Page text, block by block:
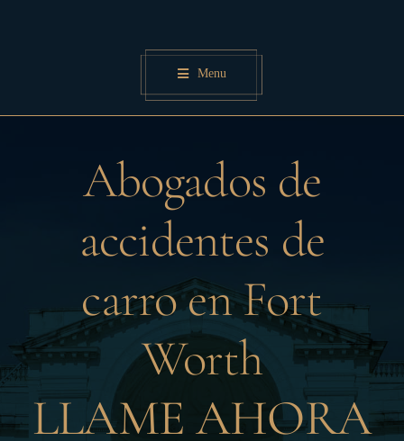
Menu
Abogados de
accidentes de
carro en Fort
Worth
LLAME AHORA